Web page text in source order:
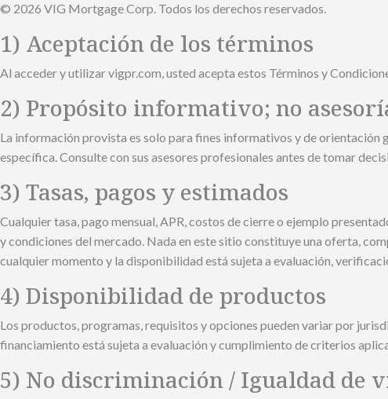
© 2026 VIG Mortgage Corp. Todos los derechos reservados.
1) Aceptación de los términos
Al acceder y utilizar vigpr.com, usted acepta estos Términos y
2) Propósito informativo; no
La información provista es solo para fines informativos y de
específica. Consulte con sus asesores profesionales antes de tomar
3) Tasas, pagos y estimados
Cualquier tasa, pago mensual, APR, costos de cierre o ejemplo
y condiciones del mercado. Nada en este sitio constituye una oferta,
cualquier momento y la disponibilidad está sujeta a evaluación,
4) Disponibilidad de productos
Los productos, programas, requisitos y opciones pueden variar por
financiamiento está sujeta a evaluación y cumplimiento de criterios
5) No discriminación / Igualdad de